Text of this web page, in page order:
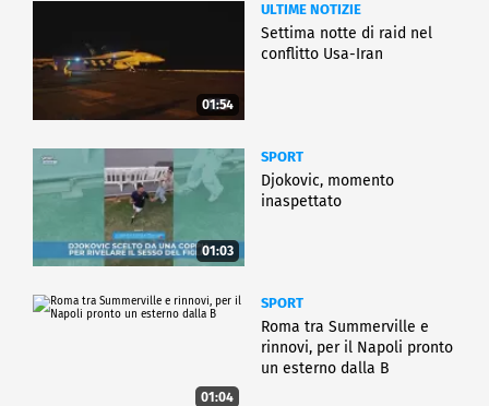
01:54
ULTIME NOTIZIE
Settima notte di raid nel
conflitto Usa-Iran
01:03
SPORT
Djokovic, momento
inaspettato
01:04
SPORT
Roma tra Summerville e
rinnovi, per il Napoli pronto
un esterno dalla B